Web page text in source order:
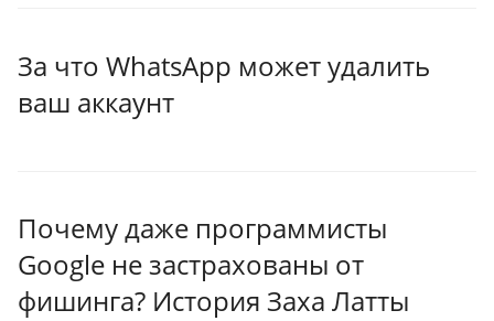
За что WhatsApp может удалить
ваш аккаунт
Почему даже программисты
Google не застрахованы от
фишинга? История Заха Латты